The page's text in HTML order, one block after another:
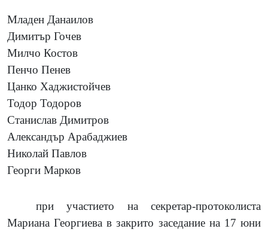
Младен Данаилов
Димитър Гочев
Милчо Костов
Пенчо Пенев
Цанко Хаджистойчев
Тодор Тодоров
Станислав Димитров
Александър Арабаджиев
Николай Павлов
Георги Марков
при участието на секретар-протоколиста
Мариана Георгиева в закрито заседание на 17 юни